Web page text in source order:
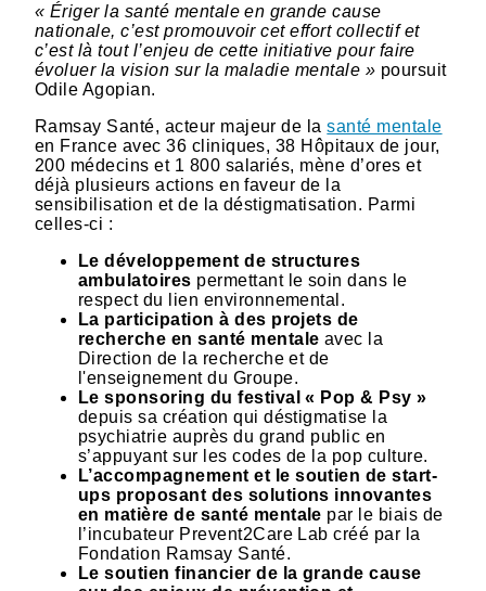
« Ériger la santé mentale en grande cause
nationale, c’est promouvoir cet effort collectif et
c’est là tout l’enjeu de cette initiative pour faire
évoluer la vision sur la maladie mentale » poursuit
Odile Agopian.
Ramsay Santé, acteur majeur de lasanté mentale
en France avec 36 cliniques, 38 Hôpitaux de jour,
200 médecins et 1 800 salariés, mène d’ores et
déjà plusieurs actions en faveur de la
sensibilisation et de la déstigmatisation. Parmi
celles-ci :
Le développement de structures
ambulatoires permettant le soin dans le
respect du lien environnemental.
La participation à des projets de
recherche en santé mentale avec la
Direction de la recherche et de
l'enseignement du Groupe.
Le sponsoring du festival « Pop & Psy »
depuis sa création qui déstigmatise la
psychiatrie auprès du grand public en
s’appuyant sur les codes de la pop culture.
L’accompagnement et le soutien de start-
ups proposant des solutions innovantes
en matière de santé mentale par le biais de
l’incubateur Prevent2Care Lab créé par la
Fondation Ramsay Santé.
Le soutien financier de la grande cause